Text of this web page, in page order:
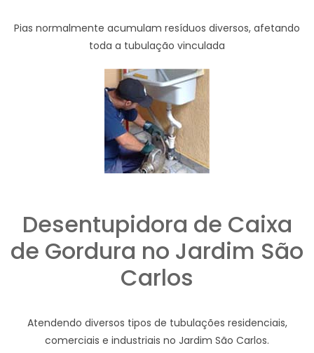
Pias normalmente acumulam resíduos diversos, afetando
toda a tubulação vinculada
Desentupidora de Caixa
de Gordura no Jardim São
Carlos
Atendendo diversos tipos de tubulações residenciais,
comerciais e industriais no Jardim São Carlos.